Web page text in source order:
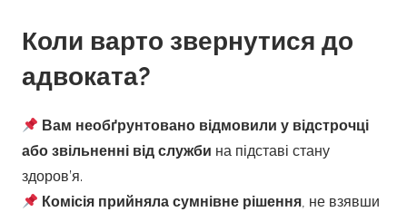
Коли варто звернутися до
адвоката?
Вам необґрунтовано відмовили у відстрочці
або звільненні від служби на підставі стану
здоров’я.
Комісія прийняла сумнівне рішення, не взявши